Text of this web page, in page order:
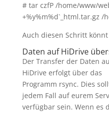
# tar czfP /home/www/
+%y%m%d`_html.tar.gz
Auch diesen Schritt
Daten auf HiDrive
Der Transfer der Daten
HiDrive erfolgt über das
Programm rsync. Dies
jedem Fall auf eurem
verfügbar sein. Wenn es